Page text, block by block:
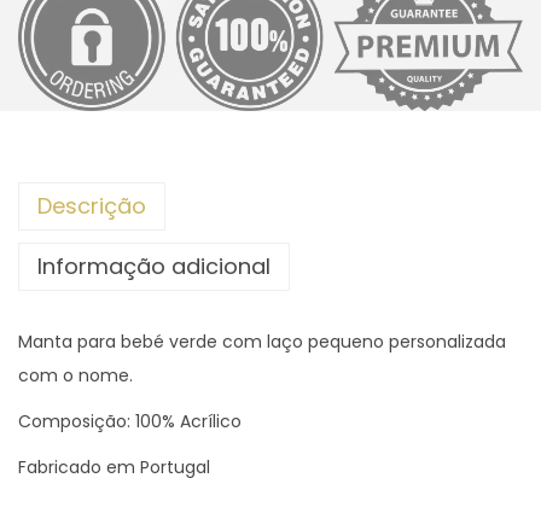
d
d
e
n
e
r
d
Descrição
Informação adicional
Manta para bebé verde com laço pequeno personalizada
com o nome.
Composição: 100% Acrílico
Fabricado em Portugal